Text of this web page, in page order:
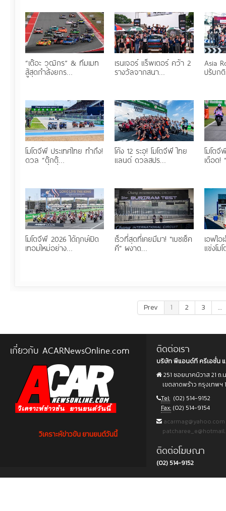
“เต๊อะ วุฒิกร” & ทีมเมท
สู้สุดกำลังยกร…
เรนเจอร์ แร็พเตอร์ คว้า 2
รางวัลจากสนา…
Asia
ปรับก
โมโตจีพี ประเทศไทย ทำถึง!
ดวล “ตุ๊กตุ๊…
โค้ง 12 ระอุ! โมโตจีพี ไทย
แลนด์ ดวลสปร…
โมโต
เดือด!
โมโตจีพี 2026 ได้ฤกษ์เปิด
เทอมใหม่อย่าง…
เร็วที่สุดที่เคยมีมา! "เบซเซ็ค
คี" ผงาด…
เอฟไอ
แข่งโ
Prev 1 2 3 …
เกี่ยวกับ ACARNewsOnline.com
วิเคราะห์ข่าวข้น ยานยนต์วันนี้
ติดต่อเรา
บริษัท พีแอนด์ที ครีเอชั่น
251 ซอยนาคนิวาส 21 ถ
เขตลาดพร้าว กรุงเทพฯ
Tel: (02) 514-9152
Fax: (02) 514-9154
acarmag@yahoo.com
ติดต่อโฆษณา
(02) 514-9152